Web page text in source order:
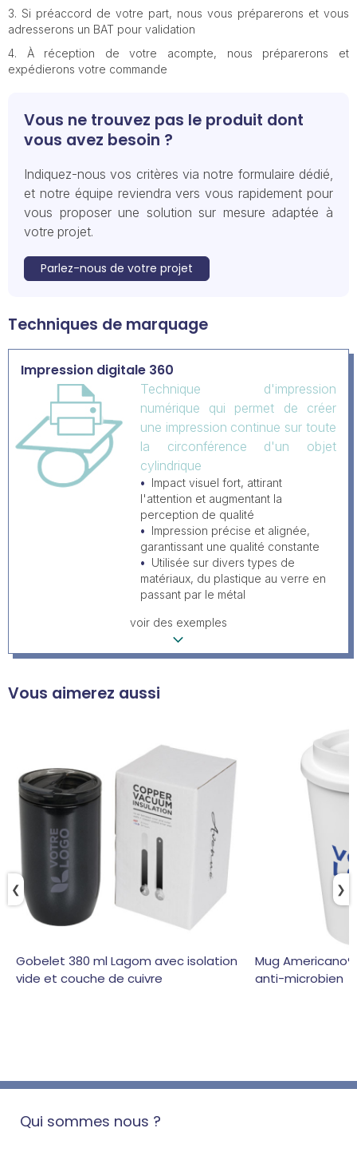
Si préaccord de votre part, nous vous préparerons et vous
adresserons un BAT pour validation
À réception de votre acompte, nous préparerons et
expédierons votre commande
Vous ne trouvez pas le produit dont
vous avez besoin ?
Indiquez-nous vos critères via notre formulaire dédié,
et notre équipe reviendra vers vous rapidement pour
vous proposer une solution sur mesure adaptée à
votre projet.
Parlez-nous de votre projet
Techniques de marquage
Impression digitale 360
Technique d'impression
numérique qui permet de créer
une impression continue sur toute
la circonférence d'un objet
cylindrique
Impact visuel fort, attirant
l'attention et augmentant la
perception de qualité
Impression précise et alignée,
garantissant une qualité constante
Utilisée sur divers types de
matériaux, du plastique au verre en
passant par le métal
voir des exemples
Vous aimerez aussi
Gobelet 380 ml Lagom avec isolation
vide et couche de cuivre
Mug
anti-microbien
❯
❮
Qui sommes nous ?